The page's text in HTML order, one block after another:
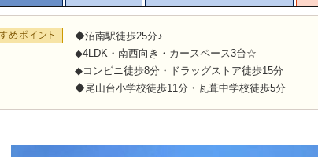
◆沼南駅徒歩25分♪
◆4LDK・南西向き・カースペース3台☆
◆コンビニ徒歩8分・ドラッグストア徒歩15分
◆尾山台小学校徒歩11分・瓦葺中学校徒歩5分